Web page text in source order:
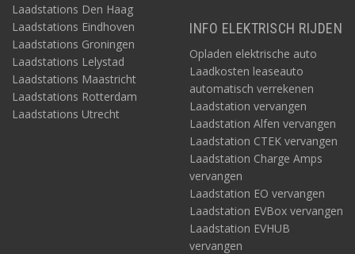
Laadstations Den Haag
Laadstations Eindhoven
Laadstations Groningen
Laadstations Lelystad
Laadstations Maastricht
Laadstations Rotterdam
Laadstations Utrecht
INFO ELEKTRISCH RIJDEN
Opladen elektrische auto
Laadkosten leaseauto
automatisch verrekenen
Laadstation vervangen
Laadstation Alfen vervangen
Laadstation CTEK vervangen
Laadstation Charge Amps
vervangen
Laadstation EO vervangen
Laadstation EVBox vervangen
Laadstation EVHUB
vervangen